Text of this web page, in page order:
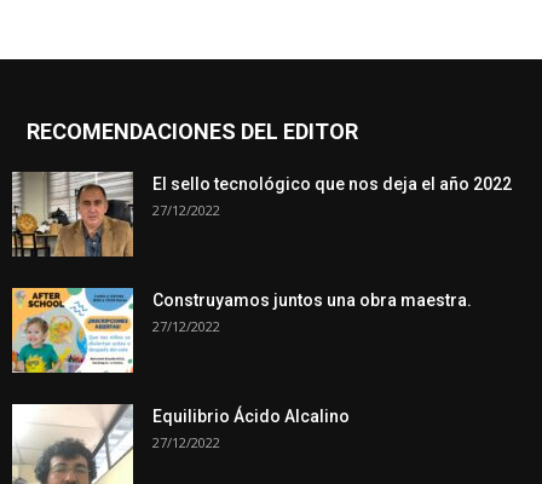
RECOMENDACIONES DEL EDITOR
El sello tecnológico que nos deja el año 2022
27/12/2022
Construyamos juntos una obra maestra.
27/12/2022
Equilibrio Ácido Alcalino
27/12/2022